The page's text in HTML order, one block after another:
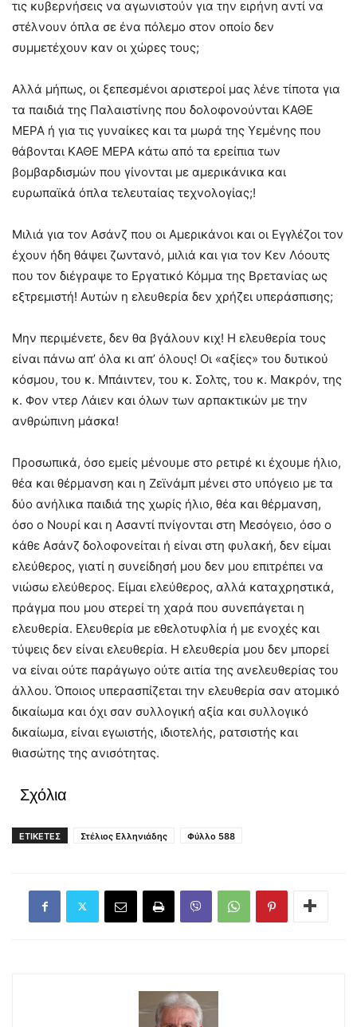
τις κυβερνήσεις να αγωνιστούν για την ειρήνη αντί να
στέλνουν όπλα σε ένα πόλεμο στον οποίο δεν
συμμετέχουν καν οι χώρες τους;
Αλλά μήπως, οι ξεπεσμένοι αριστεροί μας λένε τίποτα για
τα παιδιά της Παλαιστίνης που δολοφονούνται ΚΑΘΕ
ΜΕΡΑ ή για τις γυναίκες και τα μωρά της Υεμένης που
θάβονται ΚΑΘΕ ΜΕΡΑ κάτω από τα ερείπια των
βομβαρδισμών που γίνονται με αμερικάνικα και
ευρωπαϊκά όπλα τελευταίας τεχνολογίας;!
Μιλιά για τον Ασάνζ που οι Αμερικάνοι και οι Εγγλέζοι τον
έχουν ήδη θάψει ζωντανό, μιλιά και για τον Κεν Λόουτς
που τον διέγραψε το Εργατικό Κόμμα της Βρετανίας ως
εξτρεμιστή! Αυτών η ελευθερία δεν χρήζει υπεράσπισης;
Μην περιμένετε, δεν θα βγάλουν κιχ! Η ελευθερία τους
είναι πάνω απ’ όλα κι απ’ όλους! Οι «αξίες» του δυτικού
κόσμου, του κ. Μπάιντεν, του κ. Σολτς, του κ. Μακρόν, της
κ. Φον ντερ Λάιεν και όλων των αρπακτικών με την
ανθρώπινη μάσκα!
Προσωπικά, όσο εμείς μένουμε στο ρετιρέ κι έχουμε ήλιο,
θέα και θέρμανση και η Ζεϊνάμπ μένει στο υπόγειο με τα
δύο ανήλικα παιδιά της χωρίς ήλιο, θέα και θέρμανση,
όσο ο Νουρί και η Ασαντί πνίγονται στη Μεσόγειο, όσο ο
κάθε Ασάνζ δολοφονείται ή είναι στη φυλακή, δεν είμαι
ελεύθερος, γιατί η συνείδησή μου δεν μου επιτρέπει να
νιώσω ελεύθερος. Είμαι ελεύθερος, αλλά καταχρηστικά,
πράγμα που μου στερεί τη χαρά που συνεπάγεται η
ελευθερία. Ελευθερία με εθελοτυφλία ή με ενοχές και
τύψεις δεν είναι ελευθερία. Η ελευθερία μου δεν μπορεί
να είναι ούτε παράγωγο ούτε αιτία της ανελευθερίας του
άλλου. Όποιος υπερασπίζεται την ελευθερία σαν ατομικό
δικαίωμα και όχι σαν συλλογική αξία και συλλογικό
δικαίωμα, είναι εγωιστής, ιδιοτελής, ρατσιστής και
θιασώτης της ανισότητας.
Σχόλια
ΕΤΙΚΕΤΕΣ Στέλιος Ελληνιάδης Φύλλο 588